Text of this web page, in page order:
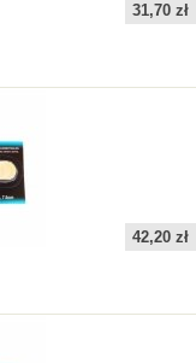
31,70 zł
42,20 zł